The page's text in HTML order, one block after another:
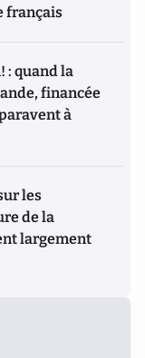
français
: quand la
financée
à
les
de la
largement